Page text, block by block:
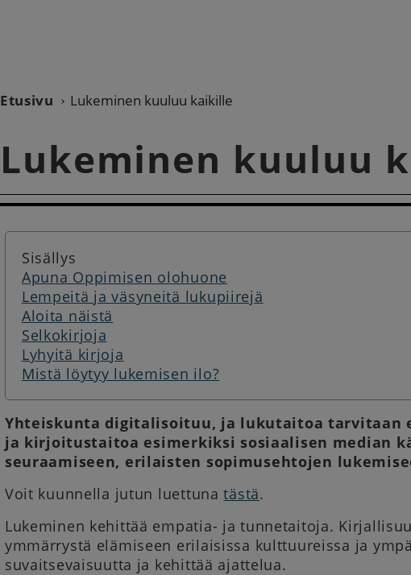
Etusivu Lukeminen kuuluu kaikille
Lukeminen kuuluu
Sisällys
Apuna Oppimisen olohuone
Lempeitä ja väsyneitä lukupiirejä
Aloita näistä
Selkokirjoja
Lyhyitä kirjoja
Mistä löytyy lukemisen ilo?
Yhteiskunta digitalisoituu, ja lukutaitoa tarvitaan
ja kirjoitustaitoa esimerkiksi sosiaalisen median
seuraamiseen, erilaisten sopimusehtojen
Voit kuunnella jutun luettunatästä.
Lukeminen kehittää empatia- ja tunnetaitoja.
ymmärrystä elämiseen erilaisissa kulttuureissa ja
suvaitsevaisuutta ja kehittää ajattelua.